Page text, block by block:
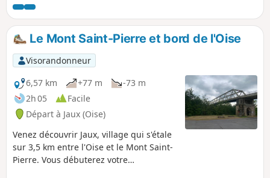
Compiègne et la Croix Saint-Ouen
séparé de Jaux par l'Oise. Vous gravirez
la pente au bord d'Armancourt,
traverserez Varanval en limite de
Jonquières pour redescendre sur Jaux
avec la commune de Venette sur votre
gauche.
Le Mont Saint-Pierre et bord de l'Oise
Visorandonneur
6,57 km
+77 m
-73 m
2h 05
Facile
Départ à Jaux (Oise)
Venez découvrir Jaux, village qui s'étale
sur 3,5 km entre l'Oise et le Mont Saint-
Pierre. Vous débuterez votre